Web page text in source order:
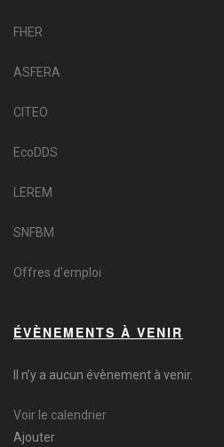
FHER
ASFERA
CITEO
EcoDDS
LEREM
SNFBM
Offres d'emploi
ÉVÈNEMENTS À VENIR
Il n’y a aucun évènement à venir.
Voir le calendrier
Ajouter